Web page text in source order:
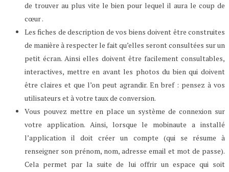
de trouver au plus vite le bien pour lequel il aura le coup de
cœur .
Les fiches de description de vos biens doivent être construites
de manière à respecter le fait qu’elles seront consultées sur un
petit écran. Ainsi elles doivent être facilement consultables,
interactives, mettre en avant les photos du bien qui doivent
être claires et que l’on peut agrandir. En bref : pensez à vos
utilisateurs et à votre taux de conversion.
Vous pouvez mettre en place un système de connexion sur
votre application. Ainsi, lorsque le mobinaute a installé
l’application il doit créer un compte (qui se résume à
renseigner son prénom, nom, adresse email et mot de passe).
Cela permet par la suite de lui offrir un espace qui soit